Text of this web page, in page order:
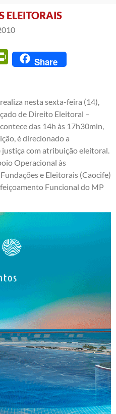
ELEITORAIS
PrintFriendly
Share
nesta sexta-feira (14),
de Direito Eleitoral –
das 14h às 17h30min,
é direcionado a
com atribuição eleitoral.
Operacional às
e Eleitorais (Caocife)
Funcional do MP